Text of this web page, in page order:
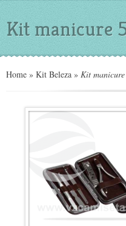
Kit manicure
Home » Kit Beleza » Kit